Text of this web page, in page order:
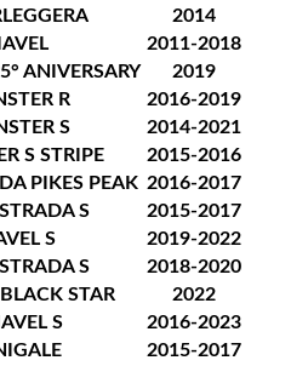
2014
2011-2018
ANIVERSARY
2019
R
2016-2019
S
2014-2021
S STRIPE
2015-2016
PIKES PEAK 2016-2017
S
2015-2017
S
2019-2022
S
2018-2020
STAR
2022
S
2016-2023
2015-2017